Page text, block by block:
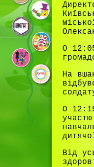
О
На
О
Від